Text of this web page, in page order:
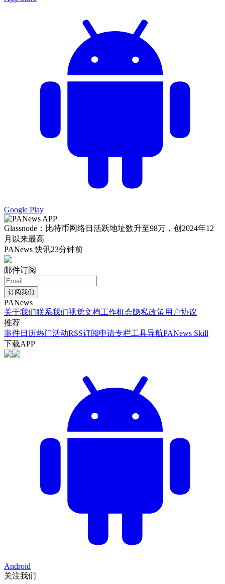
Google Play
Glassnode：比特币网络日活跃地址数升至98万，创2024年12
月以来最高
PANews 快讯23分钟前
邮件订阅
订阅我们
PANews
关于我们联系我们视觉文档工作机会隐私政策用户协议
推荐
事件日历热门活动RSS订阅申请专栏工具导航PANews Skill
下载APP
Android
关注我们